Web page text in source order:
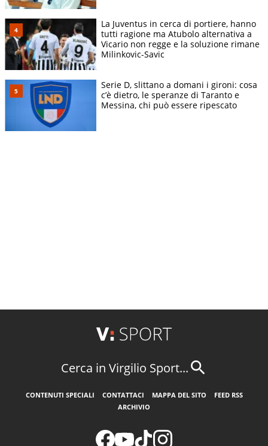
La Juventus in cerca di portiere, hanno
tutti ragione ma Atubolo alternativa a
Vicario non regge e la soluzione rimane
Milinkovic-Savic
Serie D, slittano a domani i gironi: cosa
c’è dietro, le speranze di Taranto e
Messina, chi può essere ripescato
Cerca in Virgilio Sport...
CONTENUTI SPECIALI CONTATTACI MAPPA DEL SITO
FEED RSS
ARCHIVIO